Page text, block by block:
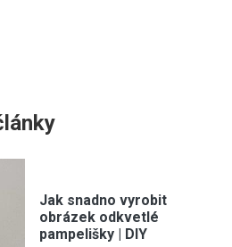
Jak snadno vyrobit
obrázek odkvetlé
pampelišky | DIY